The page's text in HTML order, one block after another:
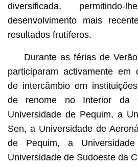
diversificada,
desenvolvimento mais
resultados frutíferos.
Durante as férias de
participaram activamente em
de intercâmbio em
de renome no Interior da
Universidade de Pequim, a
Sen, a Universidade de
de Pequim, a
Universidade de Sudoeste da